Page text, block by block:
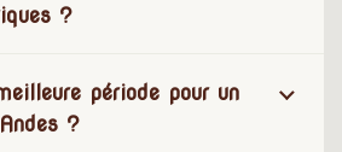
?
période pour un
?